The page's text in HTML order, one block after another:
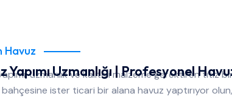
Havuz
Yapımı Uzmanlığı | Profesyonel
uzmanlık ve kaliteli malzeme gerektiren titiz
bahçesine ister ticari bir alana havuz yaptırıyor